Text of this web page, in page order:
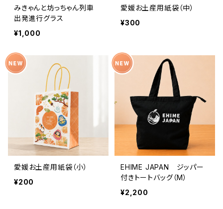
みきゃんと坊っちゃん列車
出発進行グラス
¥1,000
愛媛お土産用紙袋（中）
¥300
愛媛お土産用紙袋（小）
¥200
EHIME JAPAN ジッパー
付きトートバッグ（M）
¥2,200